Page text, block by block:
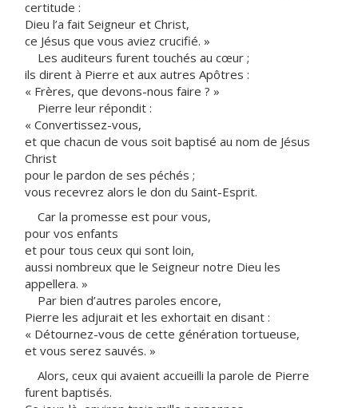
certitude :
Dieu l’a fait Seigneur et Christ,
ce Jésus que vous aviez crucifié. »
Les auditeurs furent touchés au cœur ;
ils dirent à Pierre et aux autres Apôtres :
« Frères, que devons-nous faire ? »
Pierre leur répondit :
« Convertissez-vous,
et que chacun de vous soit baptisé au nom de Jésus
Christ
pour le pardon de ses péchés ;
vous recevrez alors le don du Saint-Esprit.
Car la promesse est pour vous,
pour vos enfants
et pour tous ceux qui sont loin,
aussi nombreux que le Seigneur notre Dieu les
appellera. »
Par bien d’autres paroles encore,
Pierre les adjurait et les exhortait en disant :
« Détournez-vous de cette génération tortueuse,
et vous serez sauvés. »
Alors, ceux qui avaient accueilli la parole de Pierre
furent baptisés.